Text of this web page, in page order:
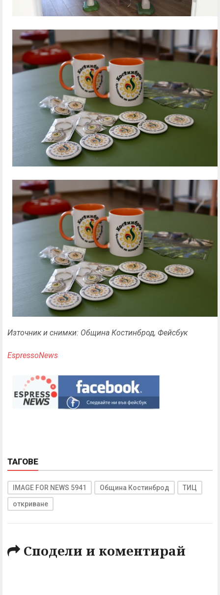
Източник и снимки: Община Костинброд, Фейсбук
EspressoNews
ТАГОВЕ
IMAGE FOR NEWS 5941 Община Костинброд ТИЦ
откриване
Сподели и коментирай